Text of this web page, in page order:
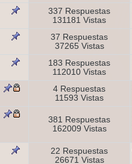
337 Respuestas
131181 Vistas
37 Respuestas
37265 Vistas
183 Respuestas
112010 Vistas
4 Respuestas
11593 Vistas
381 Respuestas
162009 Vistas
22 Respuestas
26671 Vistas